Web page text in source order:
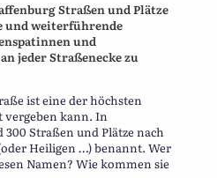
Straßen und Plätze
und weiterführende
und
jeder Straßenecke zu
ist eine der höchsten
vergeben kann. In
Straßen und Plätze nach
Heiligen …) benannt. Wer
Namen? Wie kommen sie